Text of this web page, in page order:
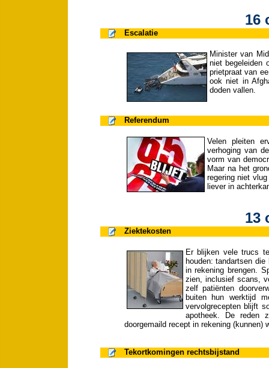
16
Escalatie
Minister van
niet begeleiden
prietpraat van
ook niet in
doden vallen.
Referendum
Velen pleiten
verhoging van
vorm van
Maar na het
regering niet
liever in
13
Ziektekosten
Er blijken vele trucs
houden: tandartsen
in rekening brengen.
zien, inclusief scans,
zelf patiënten
buiten hun werktijd
vervolgrecepten blijft
apotheek. De reden
doorgemaild recept in rekening (kunnen)
Tekortkomingen rechtsbijstand